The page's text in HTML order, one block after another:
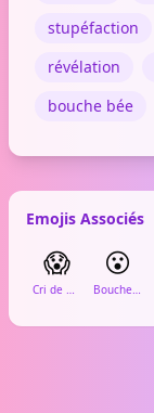
stupéfaction
révélation
bouche bée
Emojis Associés
😱
Cri de peur
😮
Bouche ouverte